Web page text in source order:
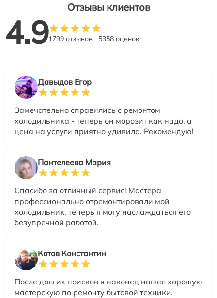
Отзывы клиентов
4.91799 отзывов 5358 оценок
Давыдов Егор
Замечательно справились с ремонтом
холодильника - теперь он морозит как надо, а
цена на услуги приятно удивила. Рекомендую!
Пантелеева Мария
Спасибо за отличный сервис! Мастера
профессионально отремонтировали мой
холодильник, теперь я могу наслаждаться его
безупречной работой.
Котов Константин
После долгих поисков я наконец нашел хорошую
мастерскую по ремонту бытовой техники.